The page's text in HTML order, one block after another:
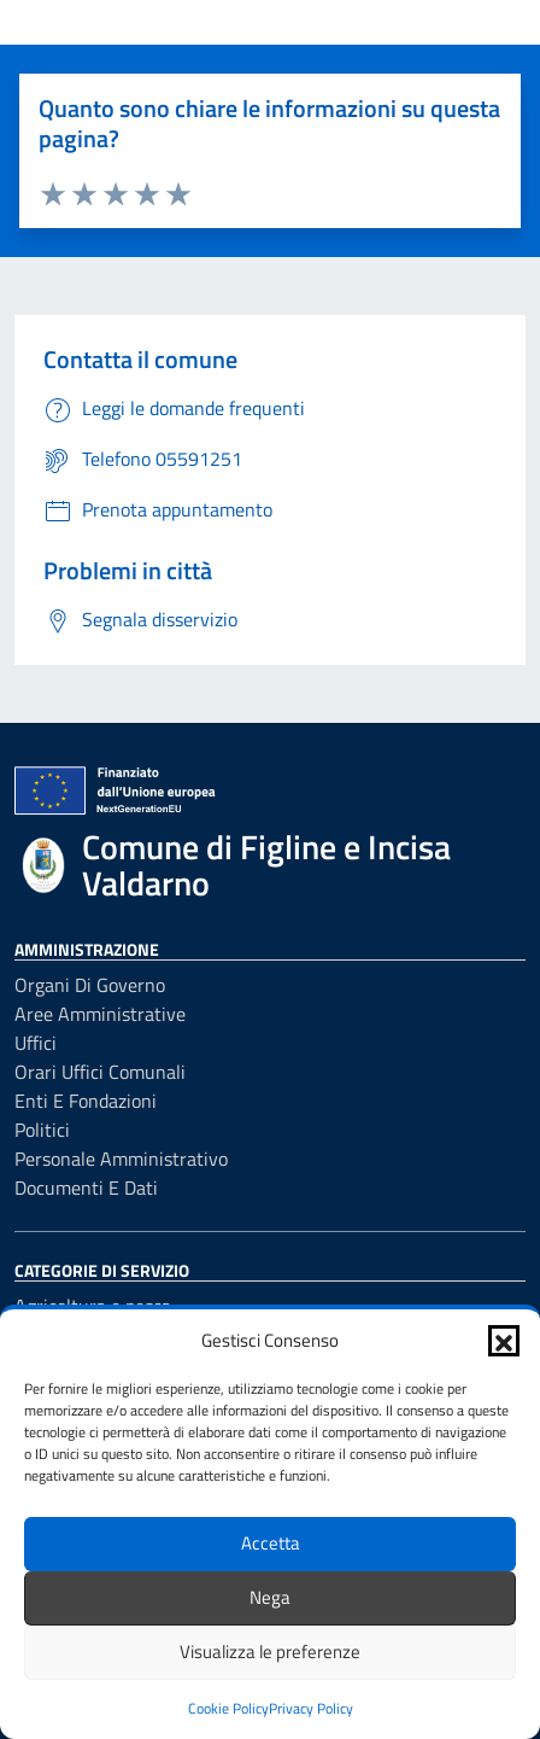
Gestisci Consenso
Per fornire le migliori esperienze, utilizziamo tecnologie come i cookie per
memorizzare e/o accedere alle informazioni del dispositivo. Il consenso a queste
tecnologie ci permetterà di elaborare dati come il comportamento di navigazione
o ID unici su questo sito. Non acconsentire o ritirare il consenso può influire
negativamente su alcune caratteristiche e funzioni.
Accetta
Nega
Visualizza le preferenze
Cookie PolicyPrivacy Policy
Quanto sono chiare le informazioni su questa
pagina?
Valuta 5 stelle su 5
Valuta 4 stelle su 5
Valuta 3 stelle su 5
Valuta 2 stelle su 5
Valuta 1 stelle su 5
Contatta il comune
Leggi le domande frequenti
Telefono 05591251
Prenota appuntamento
Problemi in città
Segnala disservizio
Comune di Figline e Incisa
Valdarno
AMMINISTRAZIONE
Organi Di Governo
Aree Amministrative
Uffici
Orari Uffici Comunali
Enti E Fondazioni
Politici
Personale Amministrativo
Documenti E Dati
CATEGORIE DI SERVIZIO
Agricoltura e pesca
Autorizzazioni
Catasto e urbanistica
Cultura e tempo libero
Educazione e formazione
Salute, benessere e assistenza
Tributi, finanze e contravvenzioni
Turismo